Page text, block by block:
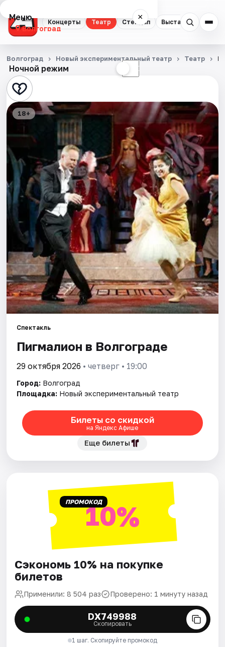
Концерты Театр Стендап Выставки
Меню ×
Волгоград
Концерты
Театр
Стендап
Выставки
Квесты
Экскурсии
Спорт
События
Города
Площадки
Артисты
Ночной режим ☾
Волгоград Новый экспериментальный театр Театр
18+
Спектакль
Пигмалион в Волгограде
29 октября 2026 • четверг • 19:00
Город: Волгоград
Площадка: Новый экспериментальный театр
Билеты со скидкой
на Яндекс Афише
Еще билеты
ПРОМОКОД10%
Сэкономь 10% на покупке
билетов
Применили: 8 504 раз Проверено: 1 минуту назад
DX749988
Скопировать
1 шаг. Скопируйте промокод